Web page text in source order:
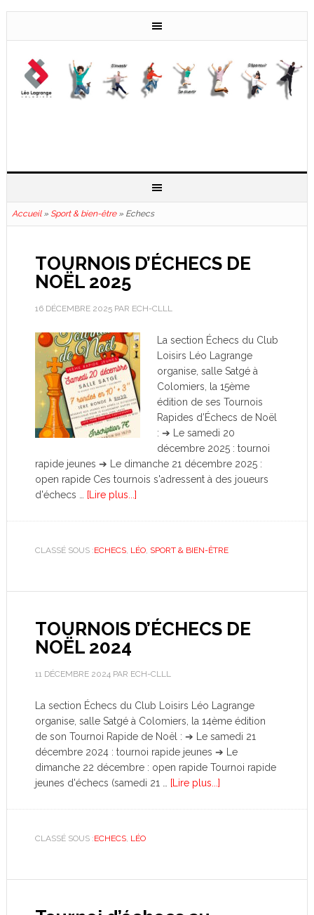
Accueil» Sport & bien-être» Echecs
TOURNOIS D’ÉCHECS DE
NOËL 2025
16 DÉCEMBRE 2025PAR ECH-CLLL
La section Échecs du Club
Loisirs Léo Lagrange
organise, salle Satgé à
Colomiers, la 15ème
édition de ses Tournois
Rapides d’Échecs de Noël
: ➔ Le samedi 20
décembre 2025 : tournoi
rapide jeunes ➔ Le dimanche 21 décembre 2025 :
open rapide Ces tournois s'adressent à des joueurs
d'échecs …
[Lire plus...]
CLASSÉ SOUS :ECHECS, LÉO, SPORT & BIEN-ÊTRE
TOURNOIS D’ÉCHECS DE
NOËL 2024
11 DÉCEMBRE 2024PAR ECH-CLLL
La section Échecs du Club Loisirs Léo Lagrange
organise, salle Satgé à Colomiers, la 14ème édition
de son Tournoi Rapide de Noël : ➔ Le samedi 21
décembre 2024 : tournoi rapide jeunes ➔ Le
dimanche 22 décembre : open rapide Tournoi rapide
jeunes d'échecs (samedi 21 …
[Lire plus...]
CLASSÉ SOUS :ECHECS, LÉO